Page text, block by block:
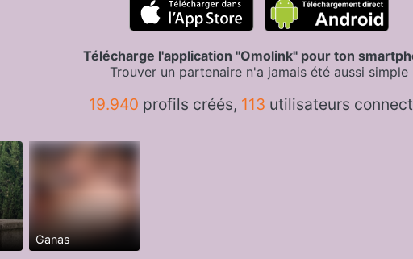
Télécharge l'application "Omolink" pour ton
Trouver un partenaire n'a jamais été aussi simple
19.940 profils créés, 113 utilisateurs
Ganas